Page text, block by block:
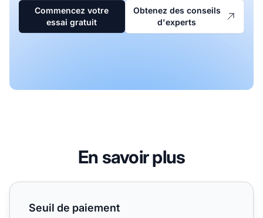
Commencez votre
essai gratuit
Obtenez des conseils
d'experts
En savoir plus
Seuil de paiement
Seuil de paiement